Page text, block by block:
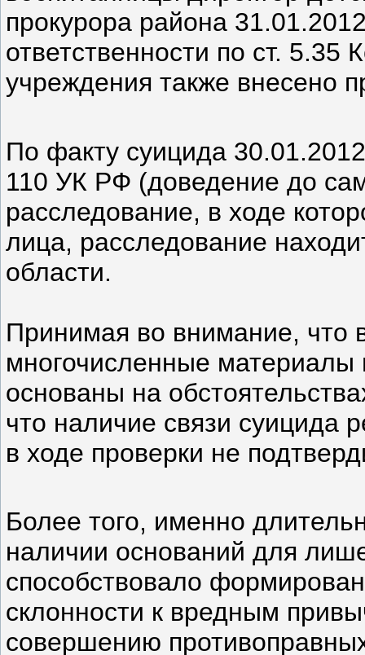
прокурора района
ответственности по ст.
учреждения также внесено
По факту суицида
110 УК РФ (доведение до
расследование, в ходе
лица, расследование
области.
Принимая во внимание, что
многочисленные
основаны на
что наличие связи суицида
в ходе проверки не
Более того, именно
наличии оснований для
способствовало
склонности к вредным
совершению